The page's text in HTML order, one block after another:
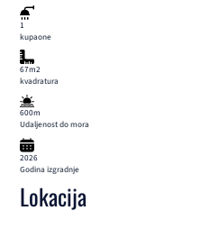
1
kupaone
67m2
kvadratura
600m
Udaljenost do mora
2026
Godina izgradnje
Lokacija